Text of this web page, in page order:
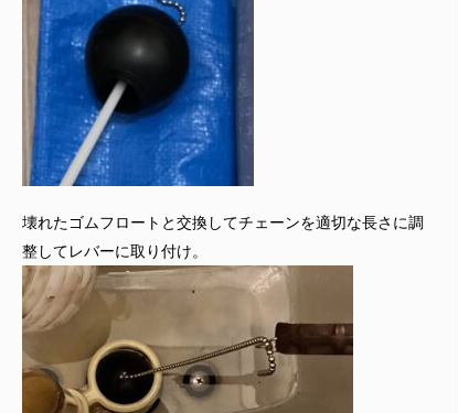
壊れたゴムフロートと交換してチェーンを適切な長さに調
整してレバーに取り付け。